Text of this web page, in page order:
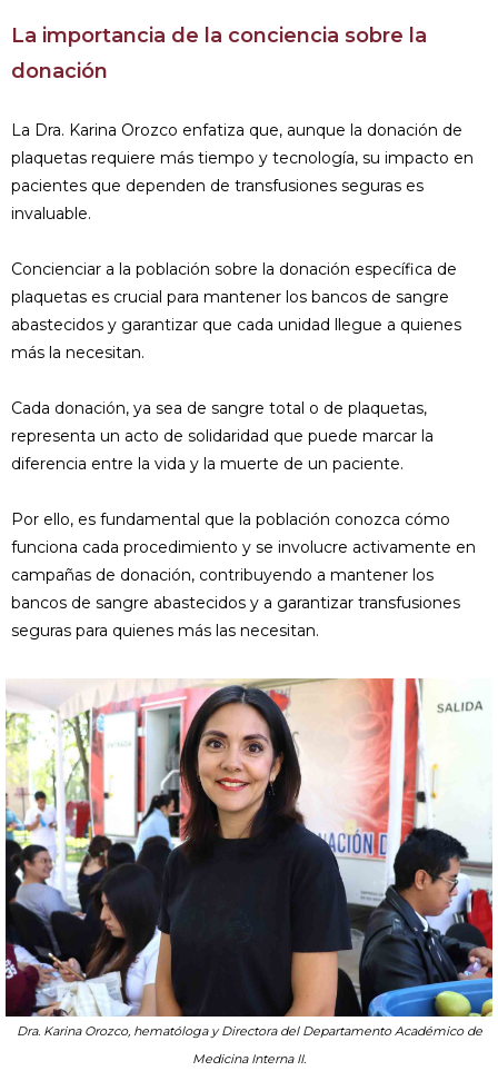
La importancia de la conciencia sobre la
donación
La Dra. Karina Orozco enfatiza que, aunque la donación de
plaquetas requiere más tiempo y tecnología, su impacto en
pacientes que dependen de transfusiones seguras es
invaluable.
Concienciar a la población sobre la donación específica de
plaquetas es crucial para mantener los bancos de sangre
abastecidos y garantizar que cada unidad llegue a quienes
más la necesitan.
Cada donación, ya sea de sangre total o de plaquetas,
representa un acto de solidaridad que puede marcar la
diferencia entre la vida y la muerte de un paciente.
Por ello, es fundamental que la población conozca cómo
funciona cada procedimiento y se involucre activamente en
campañas de donación, contribuyendo a mantener los
bancos de sangre abastecidos y a garantizar transfusiones
seguras para quienes más las necesitan.
Dra. Karina Orozco, hematóloga y Directora del Departamento Académico de
Medicina Interna II.